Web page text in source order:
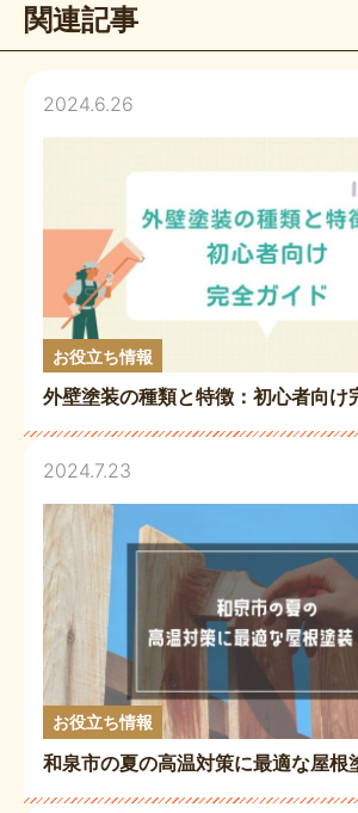
関連記事
2024.6.26
お役立ち情報
外壁塗装の種類と特徴：初心者向け
2024.7.23
お役立ち情報
和泉市の夏の高温対策に最適な屋根